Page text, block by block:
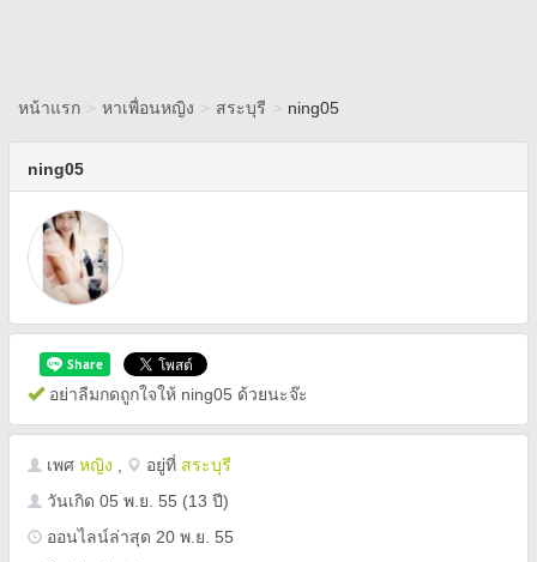
หน้าแรก > หาเพื่อนหญิง > สระบุรี > ning05
ning05
อย่าลืมกดถูกใจให้ ning05 ด้วยนะจ๊ะ
เพศ หญิง อยู่ที่ สระบุรี
วันเกิด 05 พ.ย. 55 (13 ปี)
ออนไลน์ล่าสุด 20 พ.ย. 55